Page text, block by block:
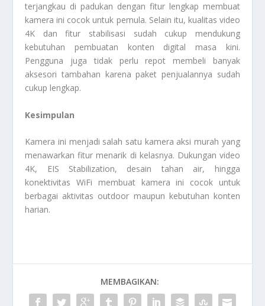
terjangkau di padukan dengan fitur lengkap membuat
kamera ini cocok untuk pemula. Selain itu, kualitas video
4K dan fitur stabilisasi sudah cukup mendukung
kebutuhan pembuatan konten digital masa kini.
Pengguna juga tidak perlu repot membeli banyak
aksesori tambahan karena paket penjualannya sudah
cukup lengkap.
Kesimpulan
Kamera ini menjadi salah satu kamera aksi murah yang
menawarkan fitur menarik di kelasnya. Dukungan video
4K, EIS Stabilization, desain tahan air, hingga
konektivitas WiFi membuat kamera ini cocok untuk
berbagai aktivitas outdoor maupun kebutuhan konten
harian.
MEMBAGIKAN: